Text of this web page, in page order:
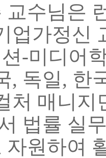
교수님은
업가정신
-미디어
, 독일, 한
처 매니지
법률 실
자원하여